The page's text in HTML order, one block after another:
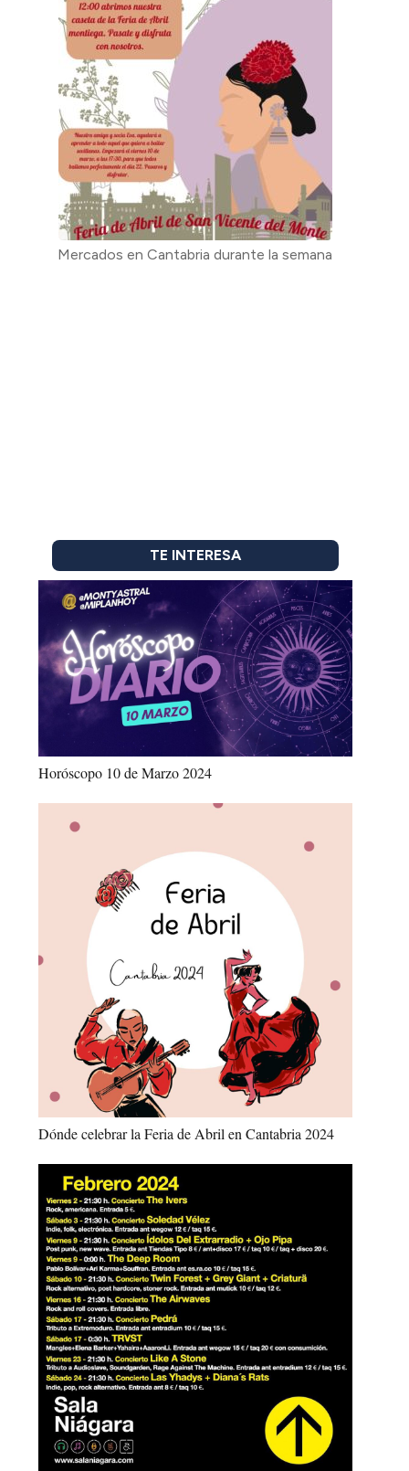
Mercados en Cantabria durante la semana
TE INTERESA
Horóscopo 10 de Marzo 2024
Dónde celebrar la Feria de Abril en Cantabria 2024